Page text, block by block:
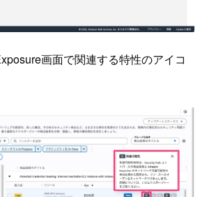
画面で関連する特性のアイコ